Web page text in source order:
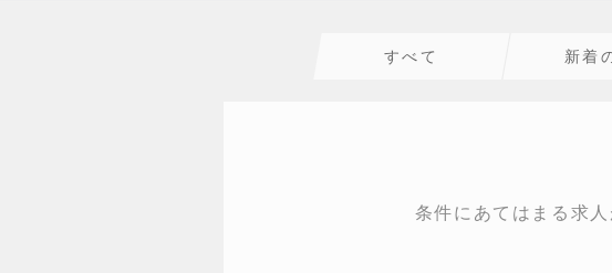
すべて 新着
条件にあてはまる求